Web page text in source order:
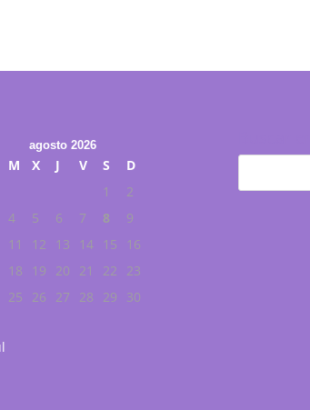
agosto 2026
M X J V S
D
1
2
4 5 6 7 8
9
11 12 13 14 15
16
18 19 20 21 22
23
25 26 27 28 29
30